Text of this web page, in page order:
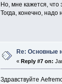
Но, мне кажется, что
Тогда, конечно,
Re: Основные
«Reply #7 on:
Здравствуйте